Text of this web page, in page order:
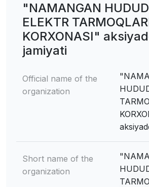
"NAMANGAN
ELEKTR
KORXONASI"
jamiyati
Official name of the
organization
Short name of the
organization